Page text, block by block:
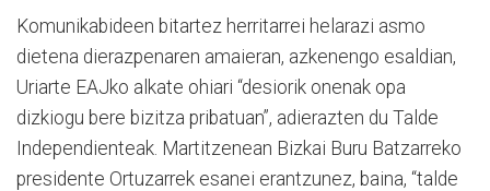
Komunikabideen bitartez herritarrei helarazi asmo
dietena dierazpenaren amaieran, azkenengo esaldian,
Uriarte EAJko alkate ohiari “desiorik onenak opa
dizkiogu bere bizitza pribatuan”, adierazten du Talde
Independienteak. Martitzenean Bizkai Buru Batzarreko
presidente Ortuzarrek esanei erantzunez, baina, “talde